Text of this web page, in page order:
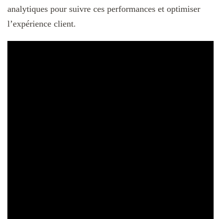
analytiques pour suivre ces performances et optimiser
l’expérience client.